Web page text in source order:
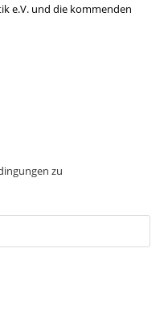
e.V. und die kommenden
zu